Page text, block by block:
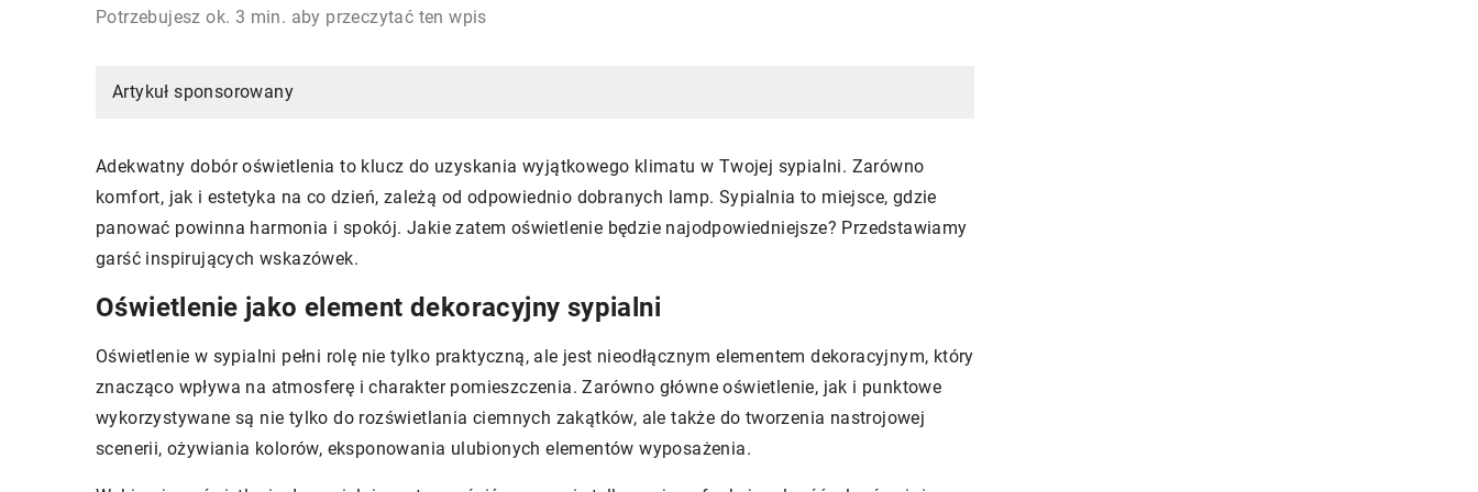
Potrzebujesz ok. 3 min. aby przeczytać ten wpis
Artykuł sponsorowany
Adekwatny dobór oświetlenia to klucz do uzyskania wyjątkowego klimatu w Twojej sypialni. Zarówno
komfort, jak i estetyka na co dzień, zależą od odpowiednio dobranych lamp. Sypialnia to miejsce, gdzie
panować powinna harmonia i spokój. Jakie zatem oświetlenie będzie najodpowiedniejsze? Przedstawiamy
garść inspirujących wskazówek.
Oświetlenie jako element dekoracyjny sypialni
Oświetlenie w sypialni pełni rolę nie tylko praktyczną, ale jest nieodłącznym elementem dekoracyjnym, który
znacząco wpływa na atmosferę i charakter pomieszczenia. Zarówno główne oświetlenie, jak i punktowe
wykorzystywane są nie tylko do rozświetlania ciemnych zakątków, ale także do tworzenia nastrojowej
scenerii, ożywiania kolorów, eksponowania ulubionych elementów wyposażenia.